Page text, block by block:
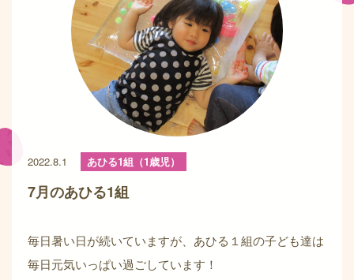
2022.8.1 あひる1組（1歳児）
7月のあひる1組
毎日暑い日が続いていますが、あひる１組の子ども達は
毎日元気いっぱい過ごしています！